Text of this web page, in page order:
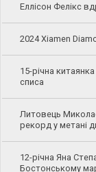
Еллісон Фелікс
2024 Xiamen
15-річна
списа
Литовець
рекорд у метані
12-річна Яна
Бостонському